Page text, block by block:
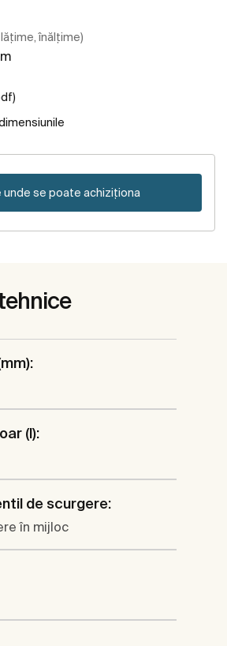
înălțime)
unde se poate achiziționa
(l):
de scurgere:
în mijloc